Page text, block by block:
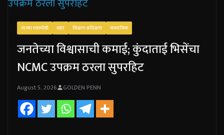
ताज्या घडामोडी शहर शिक्षण-प्रशिक्षण सामाजिक
जनतेच्या विश्वासाची कमाई; कुंदाताई भिसेंचा
NCMC उपक्रम ठरला सुपरहिट
August 5, 2026 GOLDEN PENN